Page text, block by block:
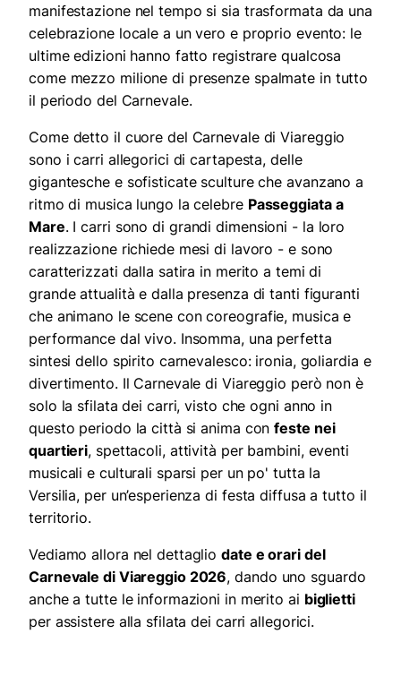
manifestazione nel tempo si sia trasformata da una
celebrazione locale a un vero e proprio evento: le
ultime edizioni hanno fatto registrare qualcosa
come mezzo milione di presenze spalmate in tutto
il periodo del Carnevale.
Come detto il cuore del Carnevale di Viareggio
sono i carri allegorici di cartapesta, delle
gigantesche e sofisticate sculture che avanzano a
ritmo di musica lungo la celebre Passeggiata a
Mare. I carri sono di grandi dimensioni - la loro
realizzazione richiede mesi di lavoro - e sono
caratterizzati dalla satira in merito a temi di
grande attualità e dalla presenza di tanti figuranti
che animano le scene con coreografie, musica e
performance dal vivo. Insomma, una perfetta
sintesi dello spirito carnevalesco: ironia, goliardia e
divertimento. Il Carnevale di Viareggio però non è
solo la sfilata dei carri, visto che ogni anno in
questo periodo la città si anima confeste nei
quartieri, spettacoli, attività per bambini, eventi
musicali e culturali sparsi per un po' tutta la
Versilia, per un’esperienza di festa diffusa a tutto il
territorio.
Vediamo allora nel dettagliodate e orari del
Carnevale di Viareggio 2026, dando uno sguardo
anche a tutte le informazioni in merito ai biglietti
per assistere alla sfilata dei carri allegorici.